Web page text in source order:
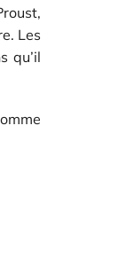
Les
qu’il